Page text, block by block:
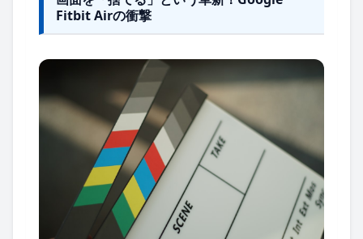
Fitbit Airの衝撃